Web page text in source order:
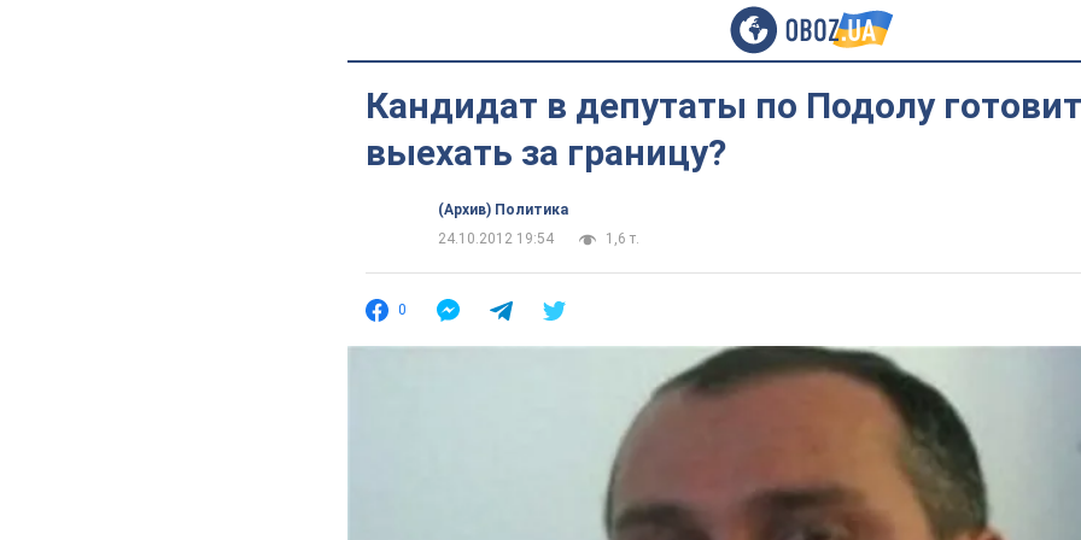
Кандидат в депутаты по Подолу
выехать за границу?
(Архив) Политика
24.10.2012 19:54
1,6 т.
0